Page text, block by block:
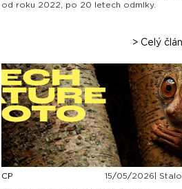
od roku 2022, po 20 letech odmlky.
> Celý
CP 15/05/2026|